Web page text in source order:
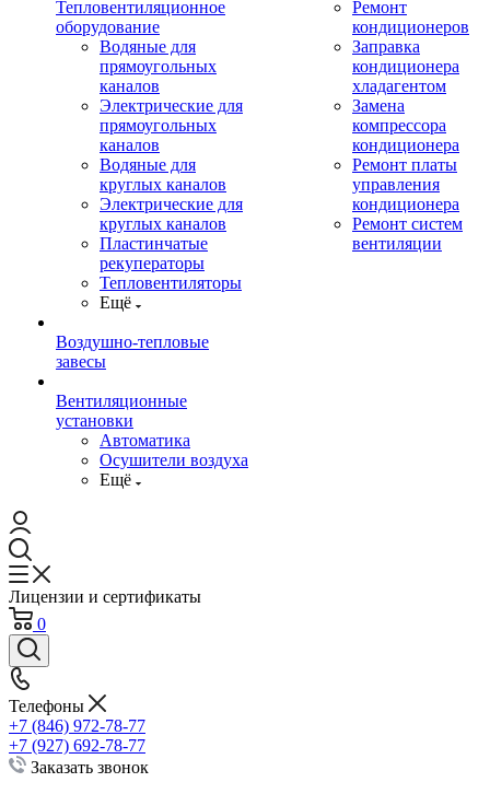
Тепловентиляционное
оборудование
Водяные для
прямоугольных
каналов
Электрические для
прямоугольных
каналов
Водяные для
круглых каналов
Электрические для
круглых каналов
Пластинчатые
рекуператоры
Тепловентиляторы
Ещё
Воздушно-тепловые
завесы
Вентиляционные
установки
Автоматика
Осушители воздуха
Ещё
Ремонт
кондиционеров
Заправка
кондиционера
хладагентом
Замена
компрессора
кондиционера
Ремонт платы
управления
кондиционера
Ремонт систем
вентиляции
Лицензии и сертификаты
0
Телефоны
+7 (846) 972-78-77
+7 (927) 692-78-77
Заказать звонок